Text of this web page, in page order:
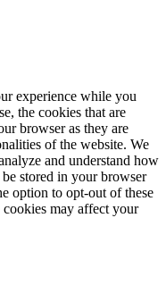
experience while you
the cookies that are
browser as they are
of the website. We
and understand how
stored in your browser
option to opt-out of these
may affect your